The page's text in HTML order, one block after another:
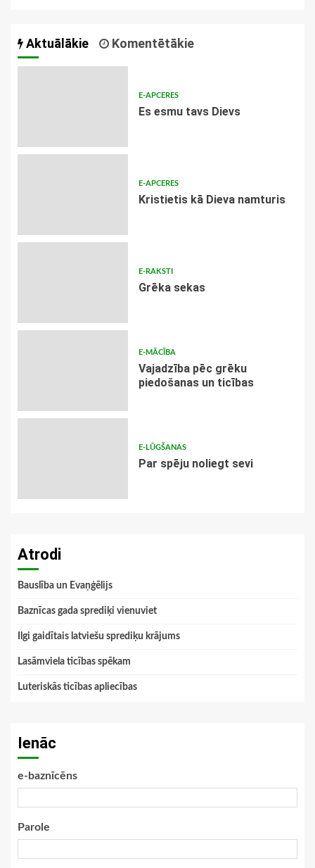
Aktuālākie Komentētākie
E-APCERES
Es esmu tavs Dievs
E-APCERES
Kristietis kā Dieva namturis
E-RAKSTI
Grēka sekas
E-MĀCĪBA
Vajadzība pēc grēku
piedošanas un ticības
E-LŪGŠANAS
Par spēju noliegt sevi
Atrodi
Bauslība un Evaņģēlijs
Baznīcas gada sprediķi vienuviet
Ilgi gaidītais latviešu sprediķu krājums
Lasāmviela ticības spēkam
Luteriskās ticības apliecības
Ienāc
e-baznīcēns
Parole